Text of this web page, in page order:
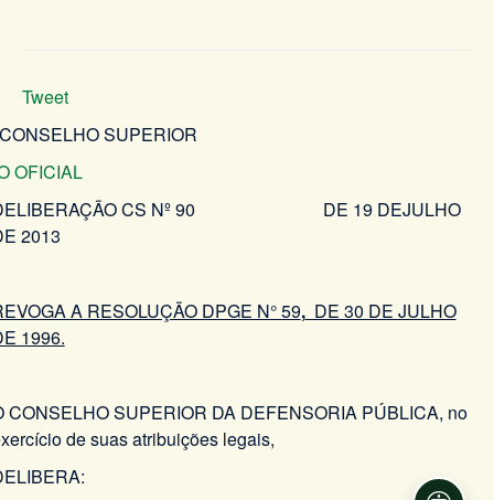
Tweet
SUPERIOR
OFICIAL
CS Nº 90 DE 19 DEJULHO
2013
A RESOLUÇÃO DPGE N° 59,DE 30 DE JULHO
1996.
CONSELHO SUPERIOR DA DEFENSORIA PÚBLICA, no
de suas atribuições legais,